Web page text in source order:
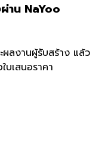
าน NaYoo
ผลงานผู้รับสร้าง แล้ว
บเสนอราคา